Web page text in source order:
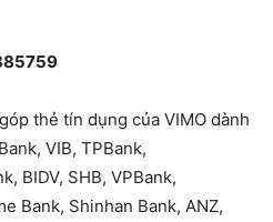
thẻ tín dụng của VIMO dành
VIB, TPBank,
BIDV, SHB, VPBank,
Bank, Shinhan Bank, ANZ,